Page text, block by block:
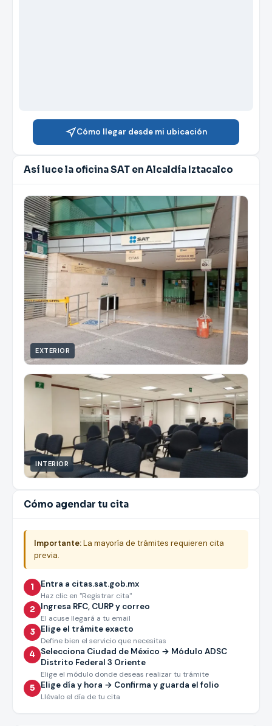
Cómo llegar desde mi ubicación
Así luce la oficina SAT en Alcaldía Iztacalco
EXTERIOR
INTERIOR
Cómo agendar tu cita
Importante:La mayoría de trámites requieren cita
previa.
1 Entra a citas.sat.gob.mx
Haz clic en "Registrar cita"
2 Ingresa RFC, CURP y correo
El acuse llegará a tu email
3 Elige el trámite exacto
Define bien el servicio que necesitas
4 Selecciona Ciudad de México → Módulo ADSC
Distrito Federal 3 Oriente
Elige el módulo donde deseas realizar tu trámite
5 Elige día y hora → Confirma y guarda el folio
Llévalo el día de tu cita